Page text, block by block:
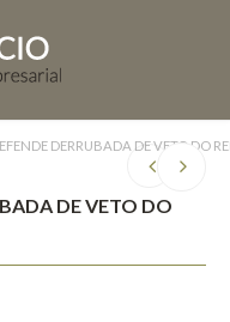
DERRUBADA DE VETO DO
DE VETO DO